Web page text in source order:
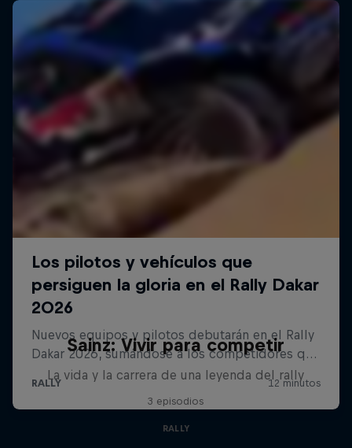
Sainz: Vivir para competir
La vida y la carrera de una leyenda del rally
3 episodios
RALLY